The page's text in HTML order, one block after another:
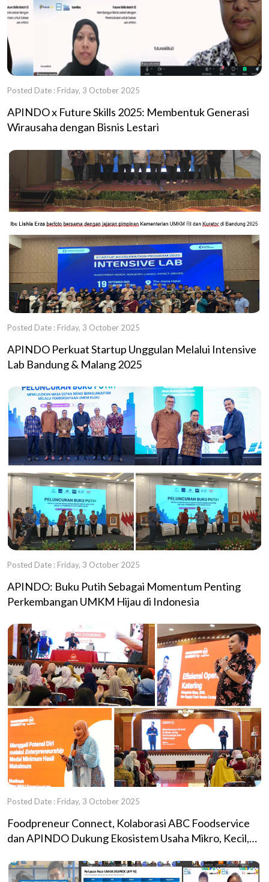
Posted Date : Friday, 3 October 2025
APINDO x Future Skills 2025: Membentuk Generasi
Wirausaha dengan Bisnis Lestari
Posted Date : Friday, 3 October 2025
APINDO Perkuat Startup Unggulan Melalui Intensive
Lab Bandung & Malang 2025
Posted Date : Friday, 3 October 2025
APINDO: Buku Putih Sebagai Momentum Penting
Perkembangan UMKM Hijau di Indonesia
Posted Date : Friday, 3 October 2025
Foodpreneur Connect, Kolaborasi ABC Foodservice
dan APINDO Dukung Ekosistem Usaha Mikro, Kecil,